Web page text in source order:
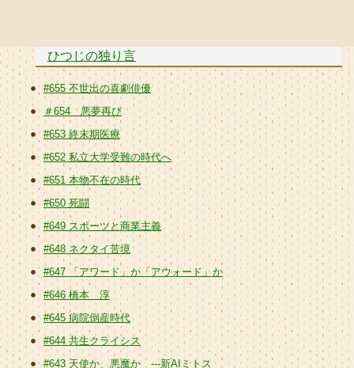
ひつじの独り言
#655 不世出の喜劇俳優
＃654 悪夢再び
#653 終末期医療
#652 私立大学受難の時代へ
#651 本物不在の時代
#650 死闘
#649 スポーツと商業主義
#648 ネクタイ苦境
#647 「アワード」か「アウォード」か
#646 橋本 淳
#645 病院倒産時代
#644 共生クライシス
#643 天使か、悪魔か ---新AIミトス